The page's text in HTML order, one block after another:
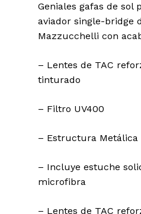
Geniales gafas de sol
aviador single-bridge
Mazzucchelli con
– Lentes de TAC
tinturado
– Filtro UV400
– Estructura Metálica
– Incluye estuche
microfibra
– Lentes de TAC